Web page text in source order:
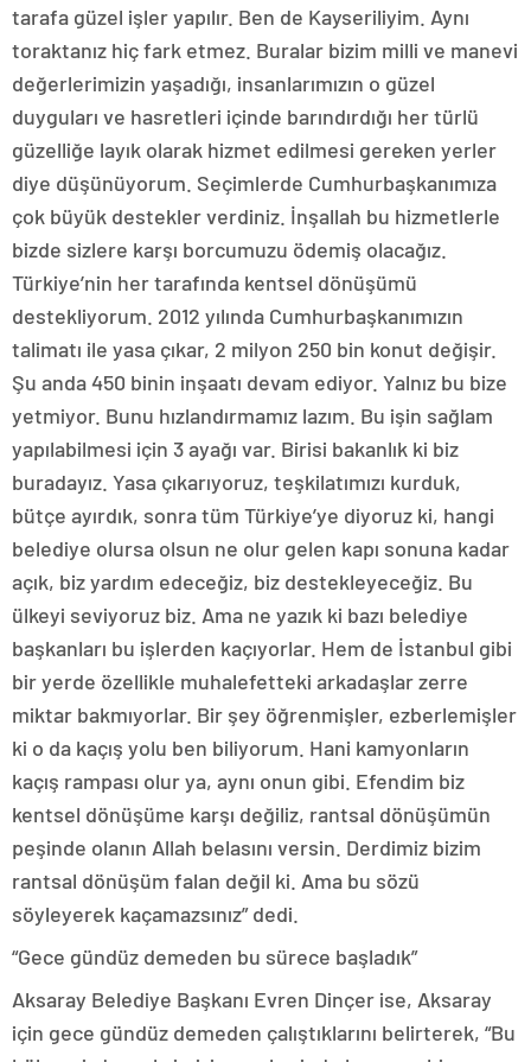
tarafa güzel işler yapılır. Ben de Kayseriliyim. Aynı
toraktanız hiç fark etmez. Buralar bizim milli ve manevi
değerlerimizin yaşadığı, insanlarımızın o güzel
duyguları ve hasretleri içinde barındırdığı her türlü
güzelliğe layık olarak hizmet edilmesi gereken yerler
diye düşünüyorum. Seçimlerde Cumhurbaşkanımıza
çok büyük destekler verdiniz. İnşallah bu hizmetlerle
bizde sizlere karşı borcumuzu ödemiş olacağız.
Türkiye’nin her tarafında kentsel dönüşümü
destekliyorum. 2012 yılında Cumhurbaşkanımızın
talimatı ile yasa çıkar, 2 milyon 250 bin konut değişir.
Şu anda 450 binin inşaatı devam ediyor. Yalnız bu bize
yetmiyor. Bunu hızlandırmamız lazım. Bu işin sağlam
yapılabilmesi için 3 ayağı var. Birisi bakanlık ki biz
buradayız. Yasa çıkarıyoruz, teşkilatımızı kurduk,
bütçe ayırdık, sonra tüm Türkiye’ye diyoruz ki, hangi
belediye olursa olsun ne olur gelen kapı sonuna kadar
açık, biz yardım edeceğiz, biz destekleyeceğiz. Bu
ülkeyi seviyoruz biz. Ama ne yazık ki bazı belediye
başkanları bu işlerden kaçıyorlar. Hem de İstanbul gibi
bir yerde özellikle muhalefetteki arkadaşlar zerre
miktar bakmıyorlar. Bir şey öğrenmişler, ezberlemişler
ki o da kaçış yolu ben biliyorum. Hani kamyonların
kaçış rampası olur ya, aynı onun gibi. Efendim biz
kentsel dönüşüme karşı değiliz, rantsal dönüşümün
peşinde olanın Allah belasını versin. Derdimiz bizim
rantsal dönüşüm falan değil ki. Ama bu sözü
söyleyerek kaçamazsınız” dedi.
“Gece gündüz demeden bu sürece başladık”
Aksaray Belediye Başkanı Evren Dinçer ise, Aksaray
için gece gündüz demeden çalıştıklarını belirterek, “Bu